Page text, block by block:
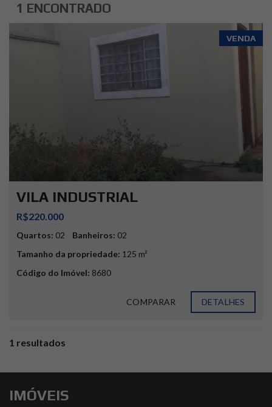
1 ENCONTRADO
VENDA
VILA INDUSTRIAL
R$220.000
Quartos: 02 Banheiros: 02
Tamanho da propriedade: 125 m²
Código do Imóvel: 8680
COMPARAR DETALHES
1 resultados
IMÓVEIS